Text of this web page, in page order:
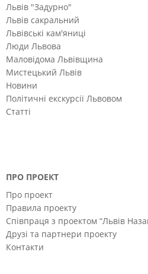
Львів "Задурно"
Львів сакральний
Львівські кам'яниці
Люди Львова
Маловідома Львівщина
Мистецький Львів
Новини
Політичні екскурсії Львовом
Статті
ПРО ПРОЕКТ
Про проект
Правила проекту
Співпраця з проектом “Львів
Друзі та партнери проекту
Контакти